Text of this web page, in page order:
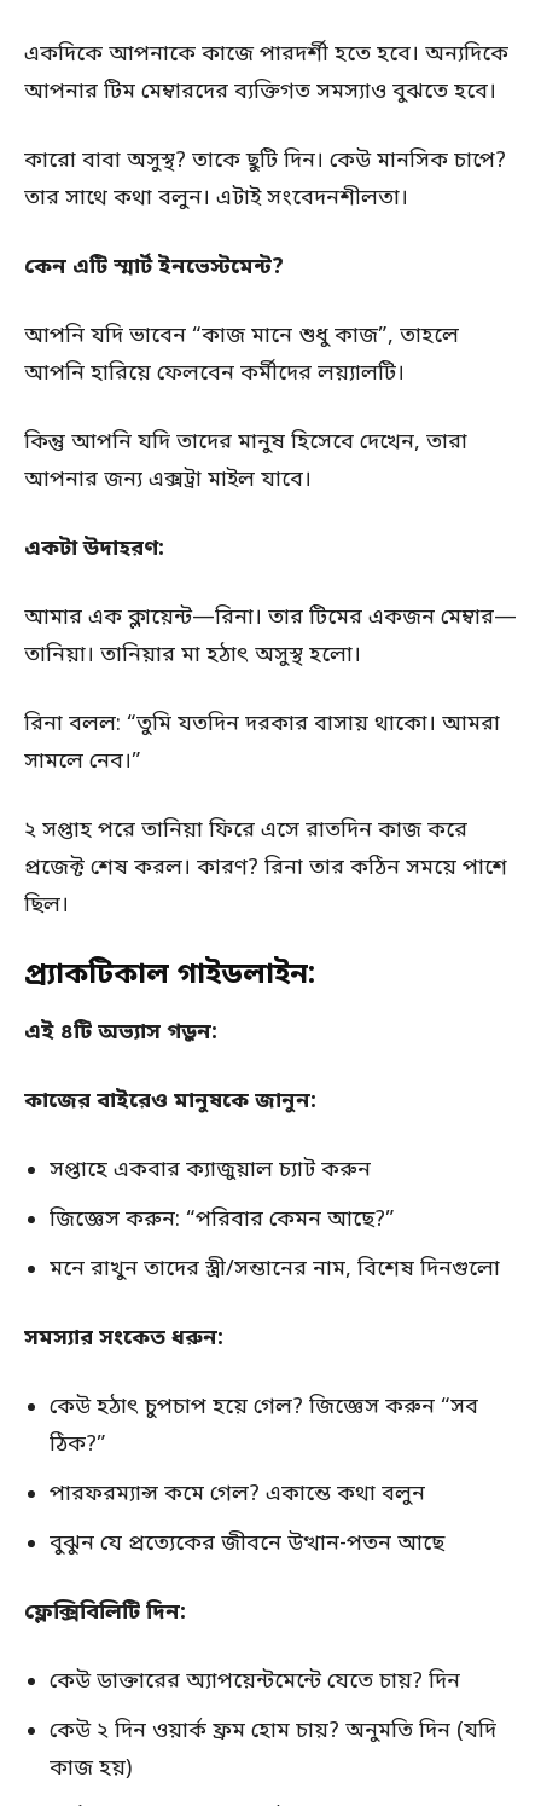
একদিকে আপনাকে কাজে পারদর্শী হতে হবে। অন্যদিকে
আপনার টিম মেম্বারদের ব্যক্তিগত সমস্যাও বুঝতে হবে।
কারো বাবা অসুস্থ? তাকে ছুটি দিন। কেউ মানসিক চাপে?
তার সাথে কথা বলুন। এটাই সংবেদনশীলতা।
কেন এটি স্মার্ট ইনভেস্টমেন্ট?
আপনি যদি ভাবেন “কাজ মানে শুধু কাজ”, তাহলে
আপনি হারিয়ে ফেলবেন কর্মীদের লয়্যালটি।
কিন্তু আপনি যদি তাদের মানুষ হিসেবে দেখেন, তারা
আপনার জন্য এক্সট্রা মাইল যাবে।
একটা উদাহরণ:
আমার এক ক্লায়েন্ট—রিনা। তার টিমের একজন মেম্বার—
তানিয়া। তানিয়ার মা হঠাৎ অসুস্থ হলো।
রিনা বলল: “তুমি যতদিন দরকার বাসায় থাকো। আমরা
সামলে নেব।”
২ সপ্তাহ পরে তানিয়া ফিরে এসে রাতদিন কাজ করে
প্রজেক্ট শেষ করল। কারণ? রিনা তার কঠিন সময়ে পাশে
ছিল।
প্র্যাকটিকাল গাইডলাইন:
এই ৪টি অভ্যাস গড়ুন:
কাজের বাইরেও মানুষকে জানুন:
সপ্তাহে একবার ক্যাজুয়াল চ্যাট করুন
জিজ্ঞেস করুন: “পরিবার কেমন আছে?”
মনে রাখুন তাদের স্ত্রী/সন্তানের নাম, বিশেষ দিনগুলো
সমস্যার সংকেত ধরুন:
কেউ হঠাৎ চুপচাপ হয়ে গেল? জিজ্ঞেস করুন “সব
ঠিক?”
পারফরম্যান্স কমে গেল? একান্তে কথা বলুন
বুঝুন যে প্রত্যেকের জীবনে উত্থান-পতন আছে
ফ্লেক্সিবিলিটি দিন:
কেউ ডাক্তারের অ্যাপয়েন্টমেন্টে যেতে চায়? দিন
কেউ ২ দিন ওয়ার্ক ফ্রম হোম চায়? অনুমতি দিন (যদি
কাজ হয়)